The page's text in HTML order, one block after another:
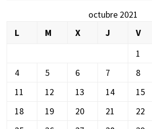
octubre 2021
L
M X J V
1
4
5 6 7 8
11
12 13 14 15
18
19 20 21 22